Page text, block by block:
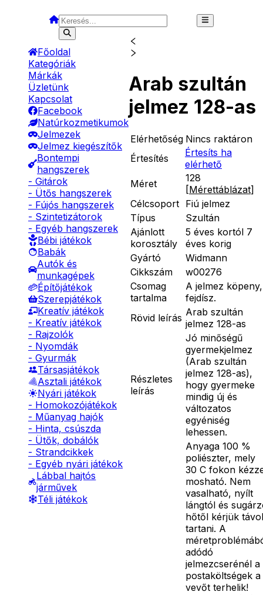
Főoldal
Kategóriák
Márkák
Üzletünk
Kapcsolat
Facebook
Natúrkozmetikumok
Jelmezek
Jelmez kiegészítők
Bontempi
hangszerek
- Gitárok
- Ütős hangszerek
- Fújós hangszerek
- Szintetizátorok
- Egyéb hangszerek
Bébi játékok
Babák
Autók és
munkagépek
Építőjátékok
Szerepjátékok
Kreatív játékok
- Kreatív játékok
- Rajzolók
- Nyomdák
- Gyurmák
Társasjátékok
Asztali játékok
Nyári játékok
- Homokozójátékok
- Műanyag hajók
- Hinta, csúszda
- Ütők, dobálók
- Strandcikkek
- Egyéb nyári játékok
Lábbal hajtós
járművek
Téli játékok
Arab szultán
jelmez 128-as
Elérhetőség Nincs raktáron
Értesítés
Értesíts ha
elérhető
Méret
128
[Mérettáblázat]
Célcsoport Fiú jelmez
Típus
Szultán
Ajánlott
korosztály
5 éves kortól 7
éves korig
Gyártó
Widmann
Cikkszám
w00276
Csomag
tartalma
A jelmez köpeny,
fejdísz.
Rövid leírás Arab szultán
jelmez 128-as
Részletes
leírás
Jó minőségű
gyermekjelmez
(Arab szultán
jelmez 128-as),
hogy gyermeke
mindig új és
változatos
egyéniség
lehessen.
Anyaga 100 %
poliészter, mely
30 C fokon
mosható. Nem
vasalható, nyílt
lángtól és
hőtől kérjük távol
tartani. A
adódó
jelmezcserénél a
postaköltségek a
vevőt terhelik!